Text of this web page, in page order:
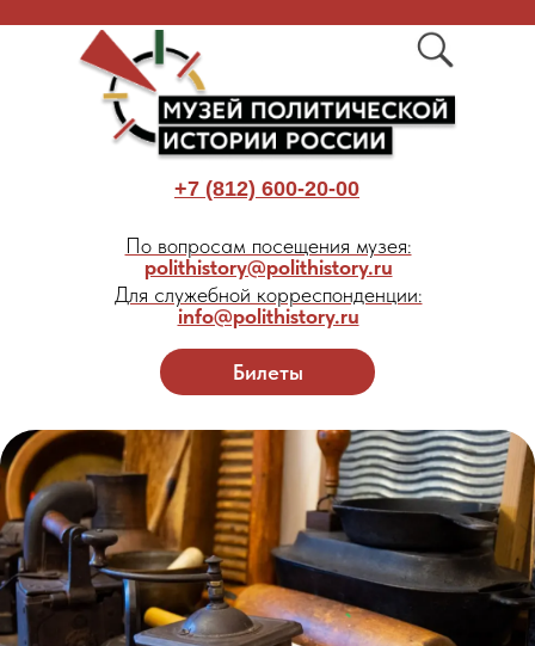
Билеты
+7 (812) 600-20-00
По вопросам посещения музея:
polithistory@polithistory.ru
Для служебной корреспонденции:
info@polithistory.ru